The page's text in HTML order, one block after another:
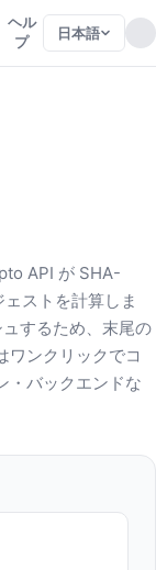
ヘル
プ
日本語
API が SHA-
ストを計算しま
するため、末尾の
ワンクリックでコ
・バックエンドな